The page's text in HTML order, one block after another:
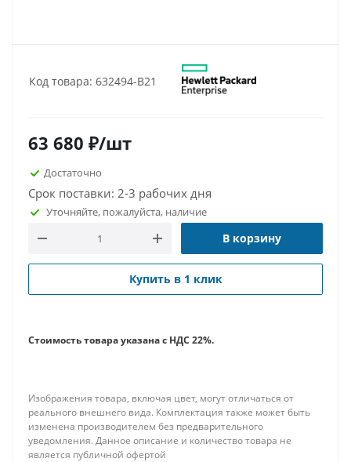
Код товара: 632494-B21
63 680 ₽/шт
Достаточно
Срок поставки: 2-3 рабочих дня
Уточняйте, пожалуйста, наличие
В корзину
Купить в 1 клик
Стоимость товара указана с НДС 22%.
Изображения товара, включая цвет, могут отличаться от
реального внешнего вида. Комплектация также может быть
изменена производителем без предварительного
уведомления. Данное описание и количество товара не
является публичной офертой